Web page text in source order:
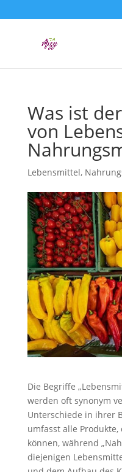
Was ist
von
Lebensmittel,
Die Begriffe
werden oft synonym
Unterschiede in ihrer
umfasst alle
können, während
diejenigen